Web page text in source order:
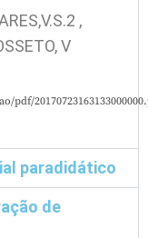
,
V
paradidático
de